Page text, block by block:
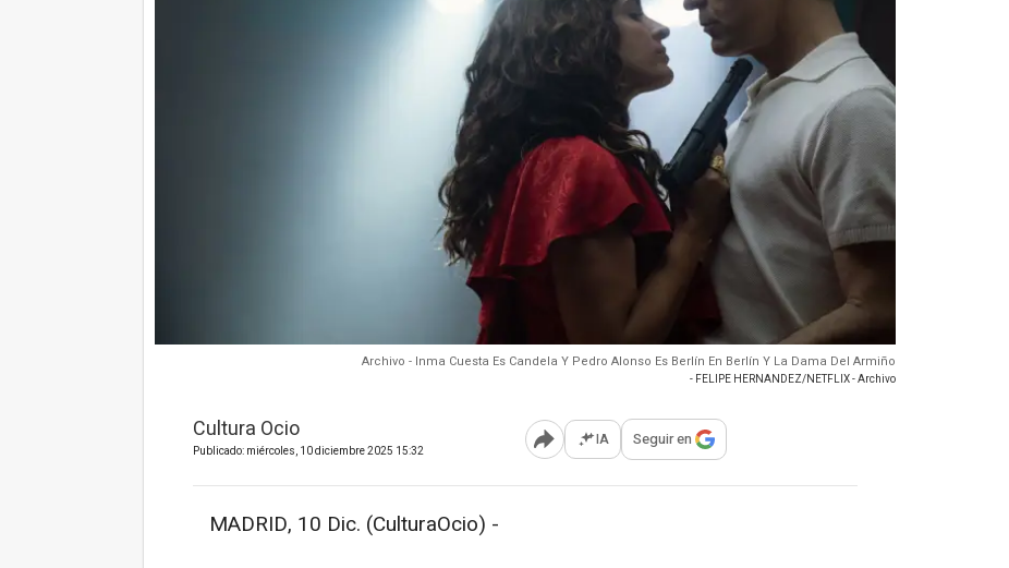
Archivo - Inma Cuesta Es Candela Y Pedro Alonso Es Berlín En Berlín Y La Dama Del Armiño
- FELIPE HERNANDEZ/NETFLIX - Archivo
Cultura Ocio
Publicado: miércoles, 10 diciembre 2025 15:32 Abrir opciones para compartir
IA Seguir en
MADRID, 10 Dic. (CulturaOcio) -